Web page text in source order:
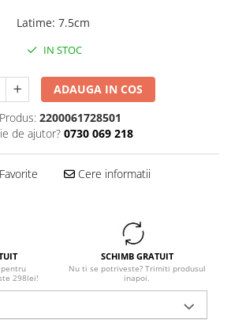
Latime: 7.5cm
IN STOC
ADAUGA IN COS
2200061728501
de ajutor? 0730 069 218
Cere informatii
pentru
298lei!
SCHIMB GRATUIT
Nu ti se potriveste? Trimiti produsul
inapoi.